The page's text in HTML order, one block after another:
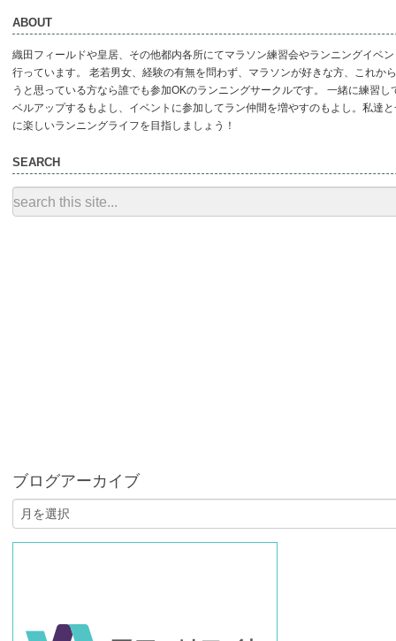
ABOUT
織田フィールドや皇居、その他都内各所にてマラソン練習会やランニングイベ
行っています。 老若男女、経験の有無を問わず、マラソンが好きな方、これか
うと思っている方なら誰でも参加OKのランニングサークルです。 一緒に練習し
ベルアップするもよし、イベントに参加してラン仲間を増やすのもよし。私達
に楽しいランニングライフを目指しましょう！
SEARCH
ブログアーカイブ